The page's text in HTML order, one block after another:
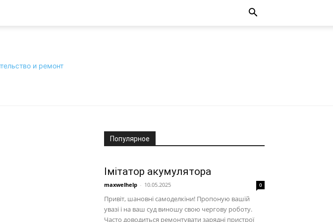
Популярное
Імітатор акумулятора
maxwelhelp - 10.05.2025 0
Привіт, шановні самоделкіни! Пропоную вашій
увазі і на ваш суд виношу свою чергову роботу.
Часто доводиться ремонтувати зарядні пристрої